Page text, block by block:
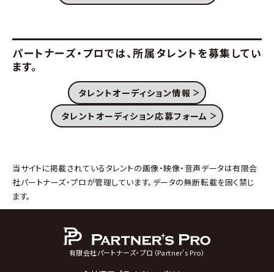
パートナーズ・プロでは、 所属タレントを募集してい
ます。
タレントオーディション情報
タレントオーディション応募フォーム
当サイトに掲載されているタレントの画像・映像・音声データは有限会
社パートナーズ・プロが管理しています。データの無断転載を固く禁じ
ます。
有限会社パートナーズ・プロ（Partner's Pro）